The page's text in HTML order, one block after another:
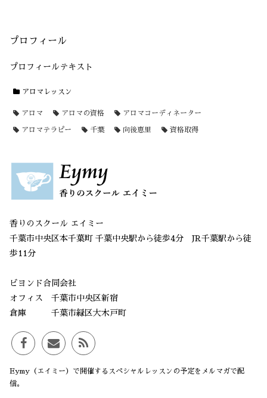
プロフィール
プロフィールテキスト
アロマレッスン
アロマ アロマの資格 アロマコーディネーター
アロマテラピー 千葉 向後恵里 資格取得
香りのスクール エイミー
千葉市中央区本千葉町 千葉中央駅から徒歩4分 JR千葉駅から徒
歩11分
ビヨンド合同会社
オフィス 千葉市中央区新宿
倉庫 千葉市緑区大木戸町
Eymy（エイミー）で開催するスペシャルレッスンの予定をメルマガで配
信。